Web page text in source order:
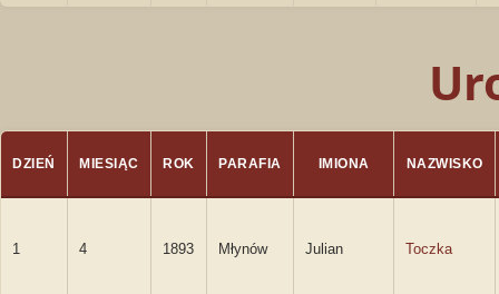
DZIEŃ MIESIĄC ROK PARAFIA IMIONA NAZWISKO
1 4 1893 Młynów Julian Toczka